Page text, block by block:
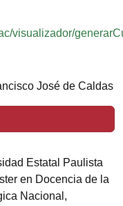
visualizador/
José de Caldas
Estatal Paulista
en Docencia de la
Nacional,